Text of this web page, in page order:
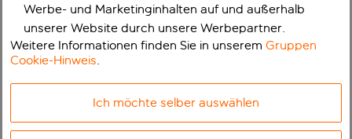
Werbe- und Marketinginhalten auf und außerhalb
unserer Website durch unsere Werbepartner.
Weitere Informationen finden Sie in unseremGruppen
Cookie-Hinweis.
Ich möchte selber auswählen